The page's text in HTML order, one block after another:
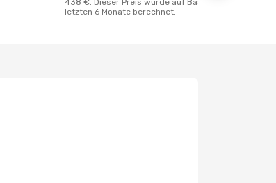
438 €. Dieser Preis wurde auf Basis der
letzten 6 Monate berechnet.